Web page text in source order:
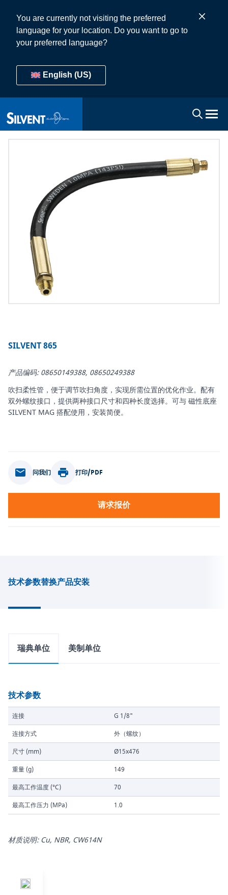
You are currently not visiting the preferred
language for your location. Do you want to go to
your preferred language?
English (US)
SILVENT 865
产品编码: 08650149388, 08650249388
吹扫柔性管，便于调节吹扫角度，实现所需位置的优化作业。配有
双外螺纹接口，提供两种接口尺寸和四种长度选择。可与 磁性底座
SILVENT MAG 搭配使用，安装简便。
问我们 打印/PDF
请求报价
技术参数替换产品安装
瑞典单位 美制单位
技术参数
连接
G 1/8"
连接方式
外（螺纹）
尺寸 (mm)
Ø15x476
重量 (g)
149
最高工作温度 (°C)
70
最高工作压力 (MPa)
1.0
材质说明: Cu, NBR, CW614N